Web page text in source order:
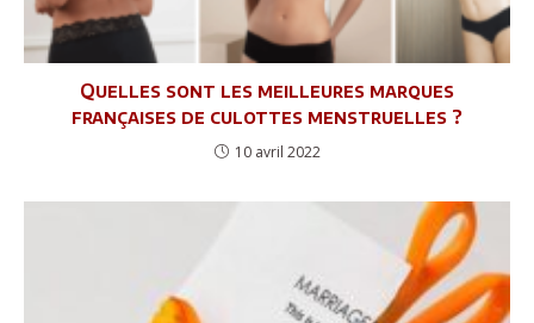
Quelles sont les meilleures marques
françaises de culottes menstruelles ?
10 avril 2022